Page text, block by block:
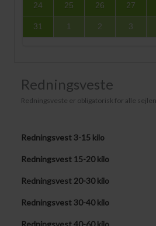
24 25 26 27
31 1 2 3
Redningsveste
Redningsveste er obligatorisk for alle
Redningsvest 3-15 kilo
Redningsvest 15-20 kilo
Redningsvest 20-30 kilo
Redningsvest 30-40 kilo
Redningsvest 40-60 kilo